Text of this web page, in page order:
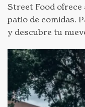
Street Food ofrece
patio de comidas.
y descubre tu